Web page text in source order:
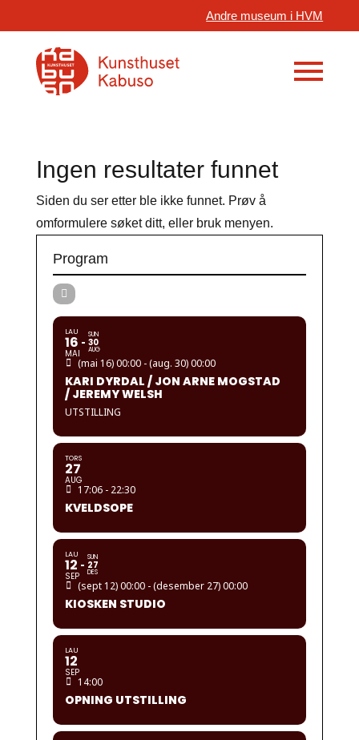
Andre museum i HVM
Ingen resultater funnet
Siden du ser etter ble ikke funnet. Prøv å
omformulere søket ditt, eller bruk menyen.
Program
LAU
16
MAI
SUN
30
AUG
(mai 16) 00:00 - (aug. 30) 00:00
KARI DYRDAL / JON ARNE MOGSTAD
/ JEREMY WELSH
UTSTILLING
TORS
27
AUG
17:06 - 22:30
KVELDSOPE
LAU
12
SEP
SUN
27
DES
(sept 12) 00:00 - (desember 27) 00:00
KIOSKEN STUDIO
LAU
12
SEP
14:00
OPNING UTSTILLING